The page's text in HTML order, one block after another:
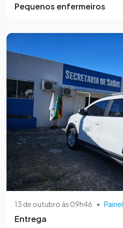
Pequenos enfermeiros
13 de outubro às 09h46 • Painel
Entrega